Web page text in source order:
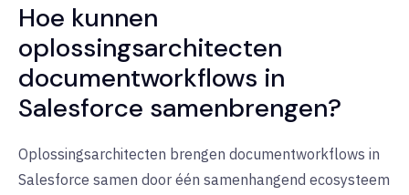
Hoe kunnen
oplossingsarchitecten
documentworkflows in
Salesforce samenbrengen?
Oplossingsarchitecten brengen documentworkflows in
Salesforce samen door één samenhangend ecosysteem